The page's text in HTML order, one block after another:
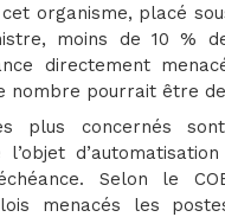
organisme, placé
moins de 10 %
directement
nombre pourrait être
plus concernés
Selon le
menacés les